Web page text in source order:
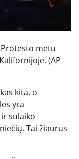
metu
(AP
kita, o
yra
sulaiko
Tai žiaurus